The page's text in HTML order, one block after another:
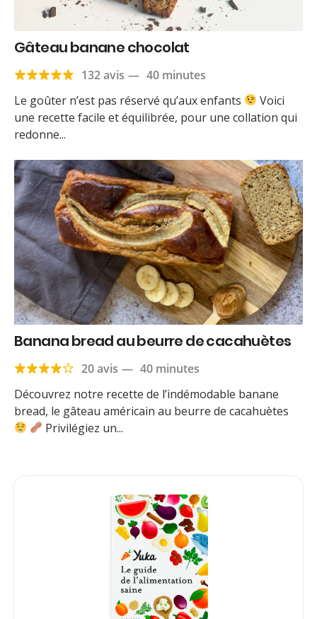
Gâteau banane chocolat
132 avis — 40 minutes
Le goûter n’est pas réservé qu’aux enfants
Voici
une recette facile et équilibrée, pour une collation qui
redonne...
Banana bread au beurre de cacahuètes
20 avis — 40 minutes
Découvrez notre recette de l’indémodable banane
bread, le gâteau américain au beurre de cacahuètes
Privilégiez un...